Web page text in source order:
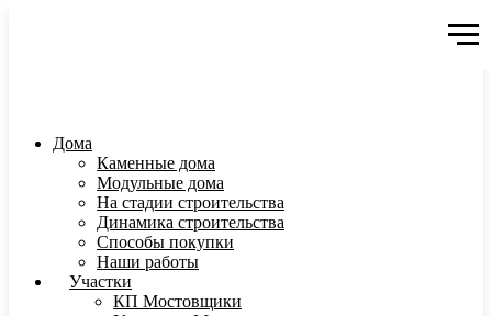
Дома
Каменные дома
Модульные дома
На стадии строительства
Динамика строительства
Способы покупки
Наши работы
Участки
КП Мостовщики